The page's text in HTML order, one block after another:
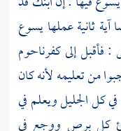
ثانية عملهايسوع
: فأقبل إلىكفرناحوم
من تعليمه لأنه كان
كلالجليلويعلم في
كل برص ووجع في